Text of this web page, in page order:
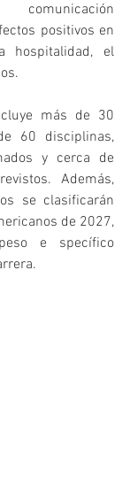
positivos en
el
más de 30
60 disciplinas,
y cerca de
Además,
se clasificarán
de 2027,
e specífico